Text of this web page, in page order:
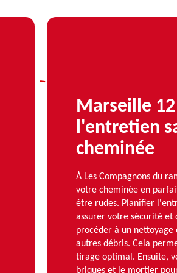
Marseille
l'entretien
cheminée
À Les Compagnons du
votre cheminée en
être rudes. Planifier
assurer votre sécurité et
procéder à un
autres débris. Cela
tirage optimal. Ensuite,
briques et le mortier